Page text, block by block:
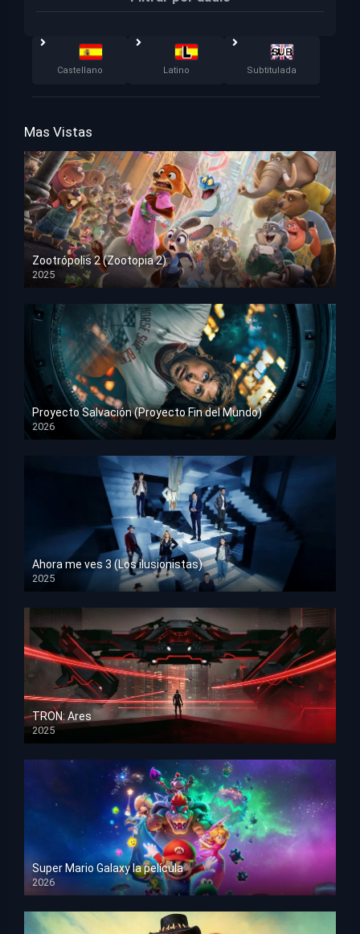
Castellano Latino Subtitulada
Mas Vistas
Zootrópolis 2 (Zootopia 2)
2025
HD 1080p
Proyecto Salvación (Proyecto Fin del Mundo)
2026
HD 1080p
Ahora me ves 3 (Los ilusionistas)
2025
HD 1080p
TRON: Ares
2025
HD 1080p
Super Mario Galaxy la película
2026
HD 1080p